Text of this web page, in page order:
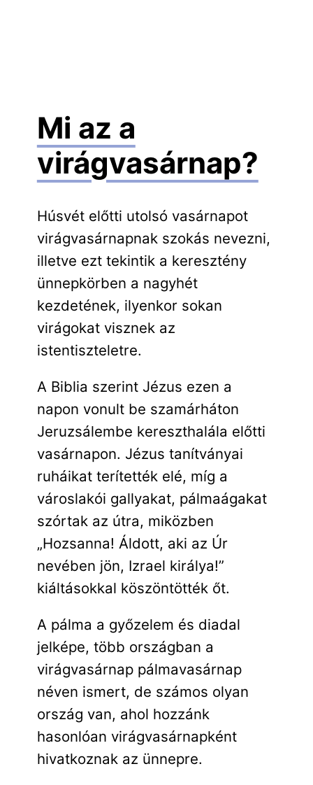
Mi az a
virágvasárnap?
Húsvét előtti utolsó vasárnapot
virágvasárnapnak szokás nevezni,
illetve ezt tekintik a keresztény
ünnepkörben a nagyhét
kezdetének, ilyenkor sokan
virágokat visznek az
istentiszteletre.
A Biblia szerint Jézus ezen a
napon vonult be szamárháton
Jeruzsálembe kereszthalála előtti
vasárnapon. Jézus tanítványai
ruháikat terítették elé, míg a
városlakói gallyakat, pálmaágakat
szórtak az útra, miközben
„Hozsanna! Áldott, aki az Úr
nevében jön, Izrael királya!”
kiáltásokkal köszöntötték őt.
A pálma a győzelem és diadal
jelképe, több országban a
virágvasárnap pálmavasárnap
néven ismert, de számos olyan
ország van, ahol hozzánk
hasonlóan virágvasárnapként
hivatkoznak az ünnepre.